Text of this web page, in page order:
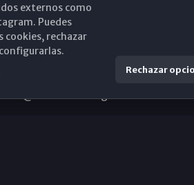
María, 18-20. 29015 Málaga
224 386
externos como
Puedes
cookies, rechazar
Rechazar